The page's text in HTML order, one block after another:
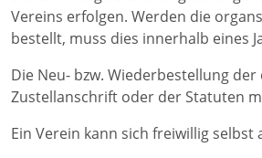
Vereins erfolgen. Werden die
bestellt, muss dies innerhalb eines
Die Neu- bzw. Wiederbestellung
Zustellanschrift oder der Statuten
Ein Verein kann sich freiwillig